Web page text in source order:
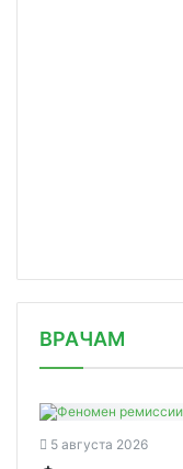
ВРАЧАМ
5 августа 2026